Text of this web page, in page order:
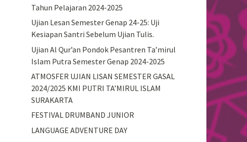
Tahun Pelajaran 2024-2025
Ujian Lesan Semester Genap 24-25: Uji
Kesiapan Santri Sebelum Ujian Tulis.
Ujian Al Qur’an Pondok Pesantren Ta’mirul
Islam Putra Semester Genap 2024-2025
ATMOSFER UJIAN LISAN SEMESTER GASAL
2024/2025 KMI PUTRI TA’MIRUL ISLAM
SURAKARTA
FESTIVAL DRUMBAND JUNIOR
LANGUAGE ADVENTURE DAY